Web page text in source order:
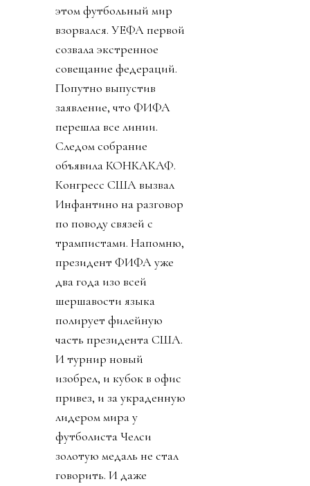
этом футбольный мир
взорвался. УЕФА первой
созвала экстренное
совещание федераций.
Попутно выпустив
заявление, что ФИФА
перешла все линии.
Следом собрание
объявила КОНКАКАФ.
Конгресс США вызвал
Инфантино на разговор
по поводу связей с
трампистами. Напомню,
президент ФИФА уже
два года изо всей
шершавости языка
полирует филейную
часть президента США.
И турнир новый
изобрел, и кубок в офис
привез, и за украденную
лидером мира у
футболиста Челси
золотую медаль не стал
говорить. И даже